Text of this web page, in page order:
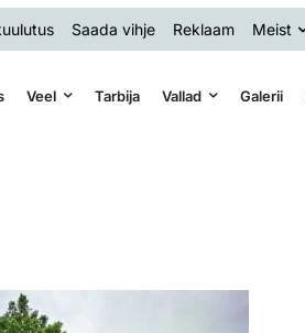
Saada vihje Reklaam Meist
Veel Tarbija Vallad Galerii